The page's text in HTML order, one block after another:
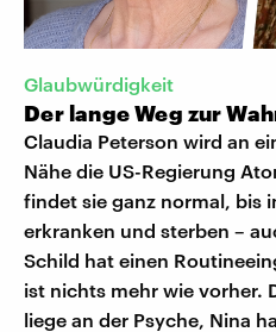
Glaubwürdigkeit
Der lange Weg zur
Claudia Peterson wird an
Nähe die US-Regierung
findet sie ganz normal, bis
erkranken und sterben –
Schild hat einen
ist nichts mehr wie vorher.
liege an der Psyche, Nina